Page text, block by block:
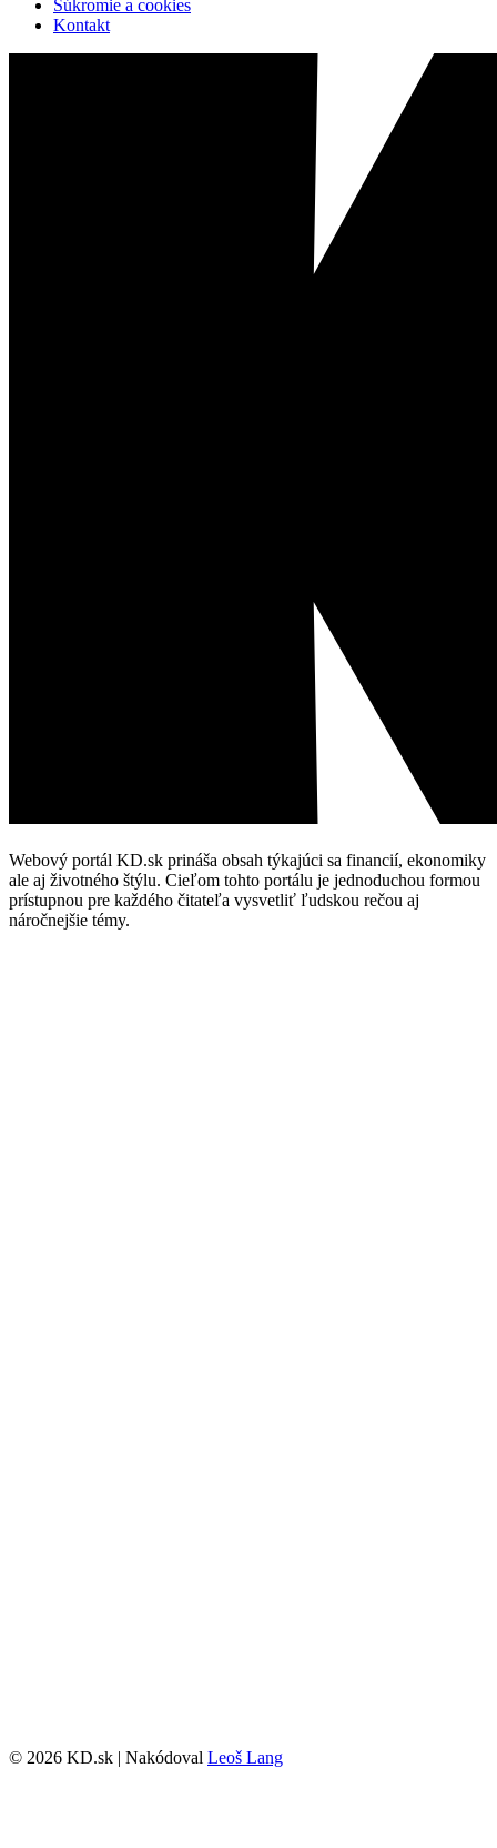
Súkromie a cookies
Kontakt
Webový portál KD.sk prináša obsah týkajúci sa financií, ekonomiky
ale aj životného štýlu. Cieľom tohto portálu je jednoduchou formou
prístupnou pre každého čitateľa vysvetliť ľudskou rečou aj
náročnejšie témy.
© 2026 KD.sk | Nakódoval Leoš Lang